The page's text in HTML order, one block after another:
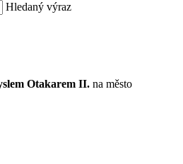
Hledaný výraz
Otakarem II. na město